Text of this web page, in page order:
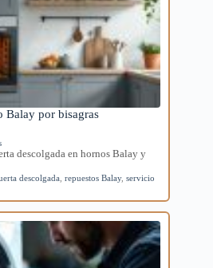
Balay por bisagras
descolgada en hornos Balay y
descolgada repuestos Balay, servicio